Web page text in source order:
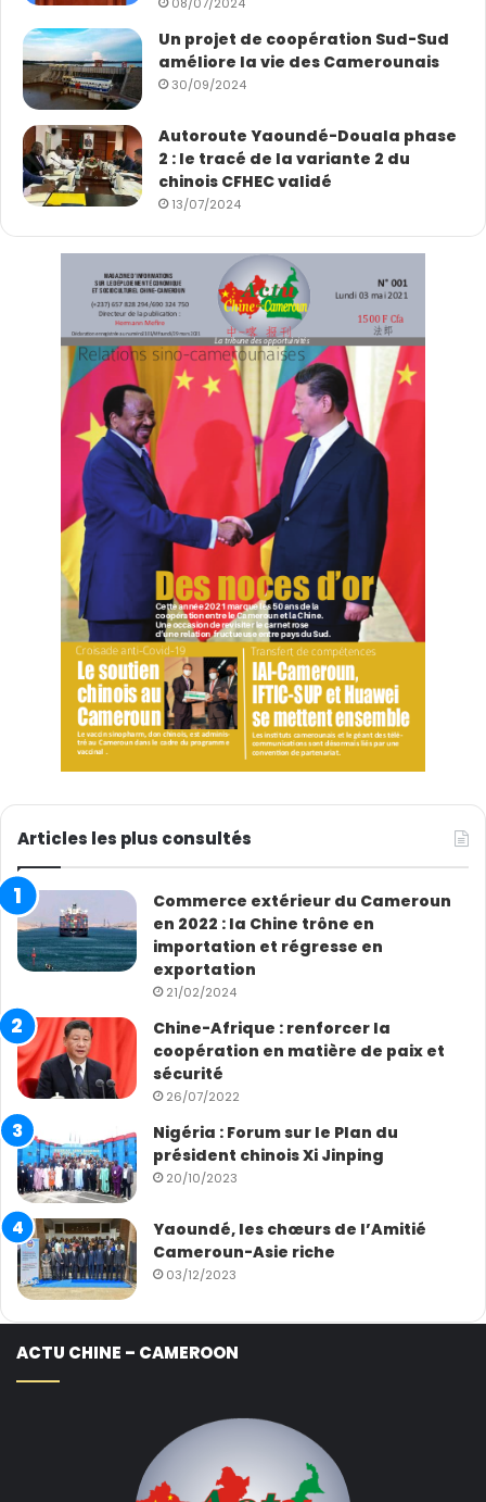
Un projet de coopération Sud-Sud
améliore la vie des Camerounais
30/09/2024
Autoroute Yaoundé-Douala phase
2 : le tracé de la variante 2 du
chinois CFHEC validé
13/07/2024
Articles les plus consultés
Commerce extérieur du Cameroun
en 2022 : la Chine trône en
importation et régresse en
exportation
21/02/2024
Chine-Afrique : renforcer la
coopération en matière de paix et
sécurité
26/07/2022
Nigéria : Forum sur le Plan du
président chinois Xi Jinping
20/10/2023
Yaoundé, les chœurs de l’Amitié
Cameroun-Asie riche
03/12/2023
ACTU CHINE – CAMEROON